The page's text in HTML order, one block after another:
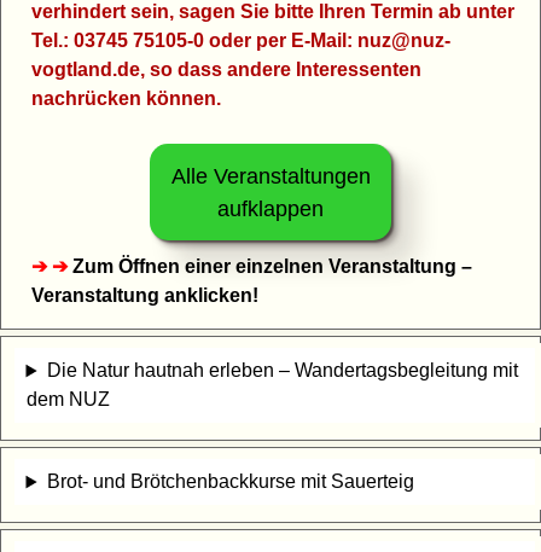
verhindert sein, sagen Sie bitte Ihren Termin ab unter
Tel.: 03745 75105-0 oder per E-Mail: nuz@nuz-
vogtland.de, so dass andere Interessenten
nachrücken können.
Alle Veranstaltungen
aufklappen
➔ ➔Zum Öffnen einer einzelnen Veranstaltung –
Veranstaltung anklicken!
Die Natur hautnah erleben – Wandertagsbegleitung mit
dem NUZ
Brot- und Brötchenbackkurse mit Sauerteig